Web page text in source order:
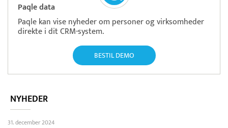
Paqle data
Paqle kan vise nyheder om personer og virksomheder
direkte i dit CRM-system.
BESTIL DEMO
NYHEDER
31. december 2024